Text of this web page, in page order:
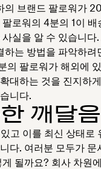
브랜드 팔로워가
로워의 4분의 1이
실을 알 수 있습니다
는 방법을 파악하려
의 팔로워가 해외에
대하는 것을 진지하
니다.
깨달음
고 이를 최신 상태로
다. 여러분 모두가 문
될까요? 회사 차원